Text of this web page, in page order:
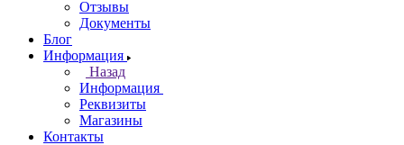
Отзывы
Документы
Блог
Информация
Назад
Информация
Реквизиты
Магазины
Контакты